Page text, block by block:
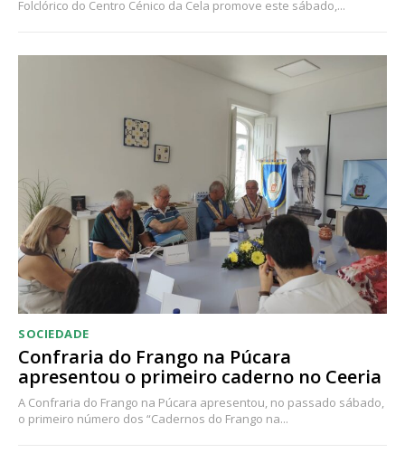
Folclórico do Centro Cénico da Cela promove este sábado,...
SOCIEDADE
Confraria do Frango na Púcara
apresentou o primeiro caderno no Ceeria
A Confraria do Frango na Púcara apresentou, no passado sábado,
o primeiro número dos “Cadernos do Frango na...